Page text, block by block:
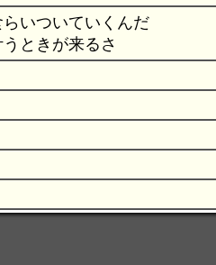
いついていくんだ
ときが来るさ